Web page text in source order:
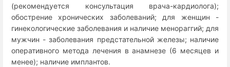
(рекомендуется консультация врача-кардиолога);
обострение хронических заболеваний; для женщин -
гинекологические заболевания и наличие менораггий; для
мужчин - заболевания предстательной железы; наличие
оперативного метода лечения в анамнезе (6 месяцев и
менее); наличие имплантов.